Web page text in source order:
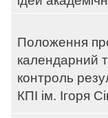
Положення
календарний
контроль
КПІ ім. Ігоря